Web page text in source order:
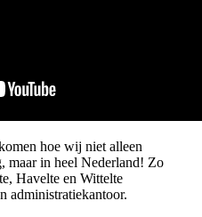
hoe wij niet alleen
maar in heel Nederland! Zo
Havelte en Wittelte
administratiekantoor.